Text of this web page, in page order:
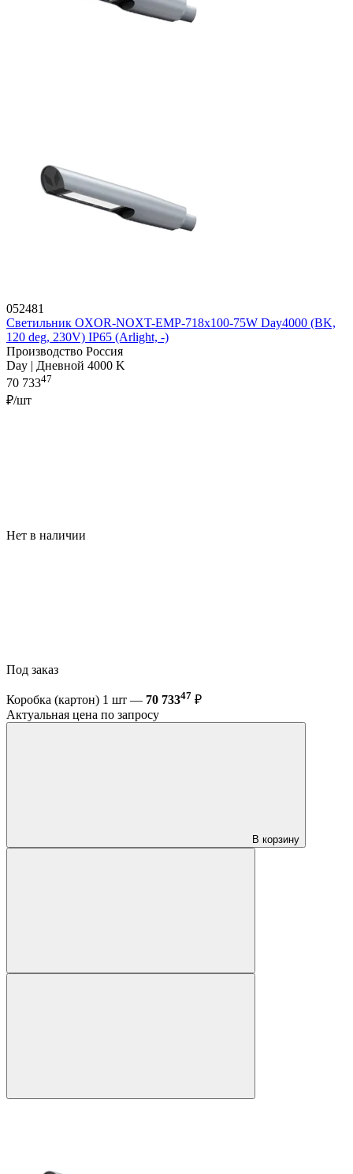
052481
Светильник OXOR-NOXT-EMP-718x100-75W Day4000 (BK,
120 deg, 230V) IP65 (Arlight, -)
Производство Россия
Day | Дневной 4000 K
70 73347
₽/шт
Нет в наличии
Под заказ
Коробка (картон) 1 шт — 70 73347 ₽
Актуальная цена по запросу
В корзину